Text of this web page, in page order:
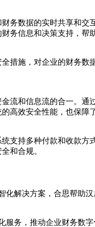
务数据的实时共享和
务信息和决策支持，帮
措施，对企业的财务
流和信息流的合一。
高效安全性能，也保障
支持多种付款和收款
和合规。
解决方案，合思帮助
务，推动企业财务数